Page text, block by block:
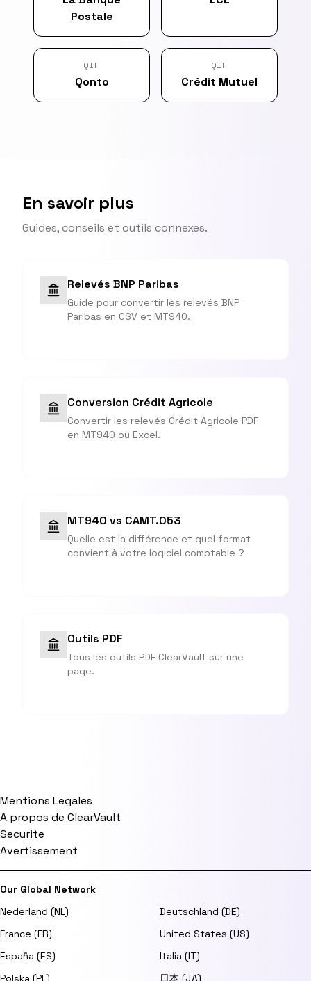
Postale
QIF
Qonto
QIF
Crédit Mutuel
En savoir plus
Guides, conseils et outils connexes.
Relevés BNP Paribas
Guide pour convertir les relevés BNP
Paribas en CSV et MT940.
Conversion Crédit Agricole
Convertir les relevés Crédit Agricole PDF
en MT940 ou Excel.
MT940 vs CAMT.053
Quelle est la différence et quel format
convient à votre logiciel comptable ?
Outils PDF
Tous les outils PDF ClearVault sur une
page.
Mentions Legales
A propos de ClearVault
Securite
Avertissement
Our Global Network
Nederland (NL)
Deutschland (DE)
France (FR)
United States (US)
España (ES)
Italia (IT)
Polska (PL)
日本 (JA)